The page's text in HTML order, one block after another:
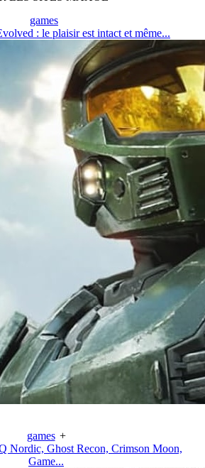
games
: le plaisir est intact et même...
games +
Nordic, Ghost Recon, Crimson Moon,
Game...